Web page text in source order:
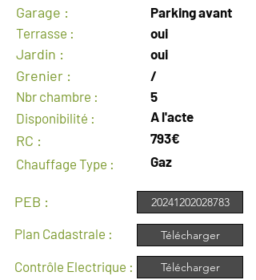
Garage :
Parking avant
Terrasse :
oui
Jardin : oui
Grenier :
/
Nbr chambre :
5
Disponibilité :
A l'acte
RC :
793€
Chauffage Type :
Gaz
PEB : 20241202028783
Plan Cadastrale : Télécharger
Contrôle Electrique : Télécharger